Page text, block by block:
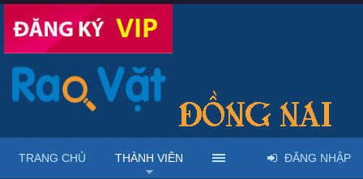
TRANG CHỦ THÀNH VIÊN ĐĂNG NHẬP